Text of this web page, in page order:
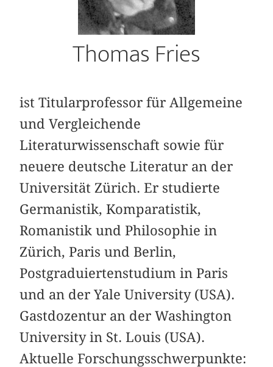
Thomas Fries
ist Titularprofessor für Allgemeine
und Vergleichende
Literaturwissenschaft sowie für
neuere deutsche Literatur an der
Universität Zürich. Er studierte
Germanistik, Komparatistik,
Romanistik und Philosophie in
Zürich, Paris und Berlin,
Postgraduiertenstudium in Paris
und an der Yale University (USA).
Gastdozentur an der Washington
University in St. Louis (USA).
Aktuelle Forschungsschwerpunkte: